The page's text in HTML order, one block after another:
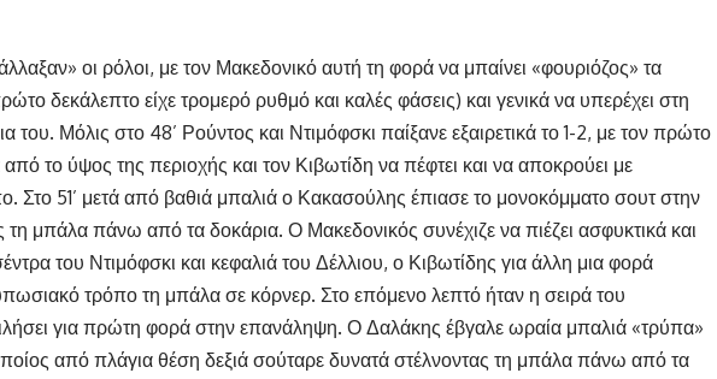
οι ρόλοι, με τον Μακεδονικό αυτή τη φορά να μπαίνει «φουριόζος» τα
δεκάλεπτο είχε τρομερό ρυθμό και καλές φάσεις) και γενικά να υπερέχει στη
του. Μόλις στο 48’ Ρούντος και Ντιμόφσκι παίξανε εξαιρετικά το 1-2, με τον πρώτο
το ύψος της περιοχής και τον Κιβωτίδη να πέφτει και να αποκρούει με
Στο 51’ μετά από βαθιά μπαλιά ο Κακασούλης έπιασε το μονοκόμματο σουτ στην
τη μπάλα πάνω από τα δοκάρια. Ο Μακεδονικός συνέχιζε να πιέζει ασφυκτικά και
του Ντιμόφσκι και κεφαλιά του Δέλλιου, ο Κιβωτίδης για άλλη μια φορά
τρόπο τη μπάλα σε κόρνερ. Στο επόμενο λεπτό ήταν η σειρά του
για πρώτη φορά στην επανάληψη. Ο Δαλάκης έβγαλε ωραία μπαλιά «τρύπα»
από πλάγια θέση δεξιά σούταρε δυνατά στέλνοντας τη μπάλα πάνω από τα